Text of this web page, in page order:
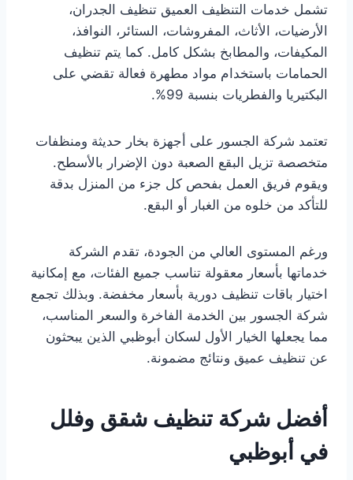
تشمل خدمات التنظيف العميق تنظيف الجدران،
الأرضيات، الأثاث، المفروشات، الستائر، النوافذ،
المكيفات، والمطابخ بشكل كامل. كما يتم تنظيف
الحمامات باستخدام مواد مطهرة فعالة تقضي على
البكتيريا والفطريات بنسبة 99%.
تعتمد شركة الجسور على أجهزة بخار حديثة ومنظفات
متخصصة تزيل البقع الصعبة دون الإضرار بالأسطح.
ويقوم فريق العمل بفحص كل جزء من المنزل بدقة
للتأكد من خلوه من الغبار أو البقع.
ورغم المستوى العالي من الجودة، تقدم الشركة
خدماتها بأسعار معقولة تناسب جميع الفئات، مع إمكانية
اختيار باقات تنظيف دورية بأسعار مخفضة. وبذلك تجمع
شركة الجسور بين الخدمة الفاخرة والسعر المناسب،
مما يجعلها الخيار الأول لسكان أبوظبي الذين يبحثون
عن تنظيف عميق ونتائج مضمونة.
أفضل شركة تنظيف شقق وفلل
في أبوظبي